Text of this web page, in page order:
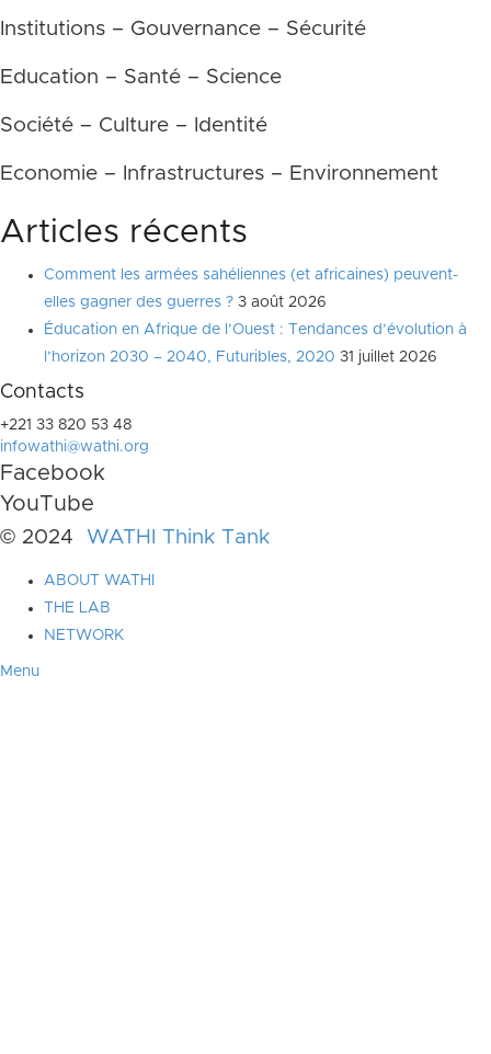
Institutions – Gouvernance – Sécurité
Education – Santé – Science
Société – Culture – Identité
Economie – Infrastructures – Environnement
Articles récents
Comment les armées sahéliennes (et africaines) peuvent-
elles gagner des guerres ? 3 août 2026
Éducation en Afrique de l’Ouest : Tendances d’évolution à
l’horizon 2030 – 2040, Futuribles, 2020 31 juillet 2026
Contacts
+221 33 820 53 48
infowathi@wathi.org
Facebook
YouTube
© 2024 WATHI Think Tank
ABOUT WATHI
THE LAB
NETWORK
Menu